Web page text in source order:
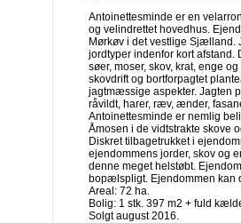
Antoinettesminde er en
og velindrettet hovedhus.
Mørkøv i det vestlige Sjælland.
jordtyper indenfor kort
søer, moser, skov, krat, enge
skovdrift og bortforpagtet
jagtmæssige aspekter. Jagten
råvildt, harer, ræv, ænder,
Antoinettesminde er nemlig
Åmosen i de vidtstrakte skove
Diskret tilbagetrukket i
ejendommens jorder, skov og
denne meget helstøbt.
bopælspligt. Ejendommen kan
Areal: 72 ha.
Bolig: 1 stk. 397 m2 + fuld
Solgt august 2016.